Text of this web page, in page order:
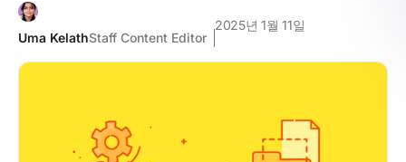
Uma KelathStaff Content Editor
2025년 1월 11일